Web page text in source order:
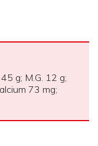
g; M.G. 12 g;
73 mg;